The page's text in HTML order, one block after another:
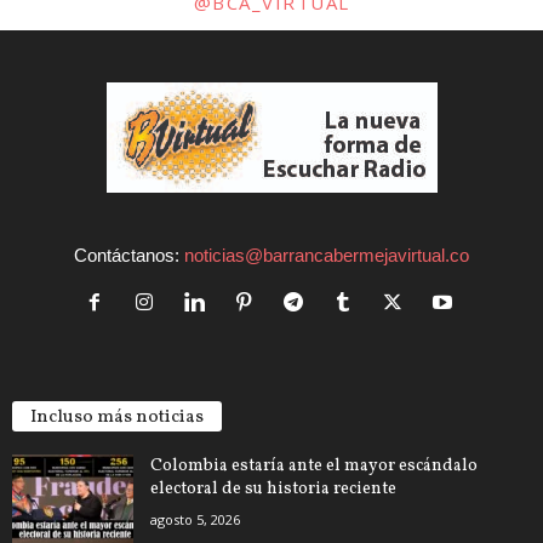
Contáctanos: noticias@barrancabermejavirtual.co
Incluso más noticias
Colombia estaría ante el mayor escándalo
electoral de su historia reciente
agosto 5, 2026